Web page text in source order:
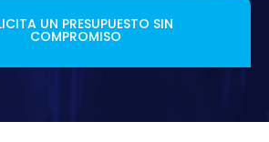
UN PRESUPUESTO SIN
COMPROMISO